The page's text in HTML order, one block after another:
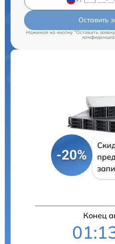
Оставить
Нажимая на кнопку "Оставить
-20%
Конец